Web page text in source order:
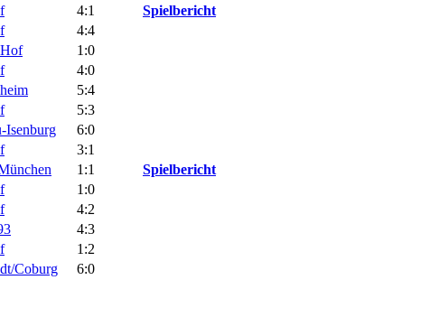
4:1
Spielbericht
4:4
1:0
4:0
5:4
5:3
Isenburg
6:0
3:1
1:1
Spielbericht
1:0
4:2
4:3
1:2
Coburg 6:0